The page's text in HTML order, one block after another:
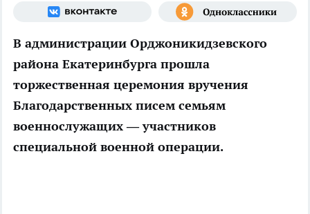
В администрации Орджоникидзевского
района Екатеринбурга прошла
торжественная церемония вручения
Благодарственных писем семьям
военнослужащих — участников
специальной военной операции.